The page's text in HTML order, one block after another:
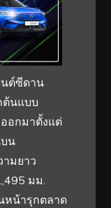
นต์ซีดาน
นแบบ
ออกมาตั้งแต่
น
มยาว
มม.
หน้ารุกตลาด